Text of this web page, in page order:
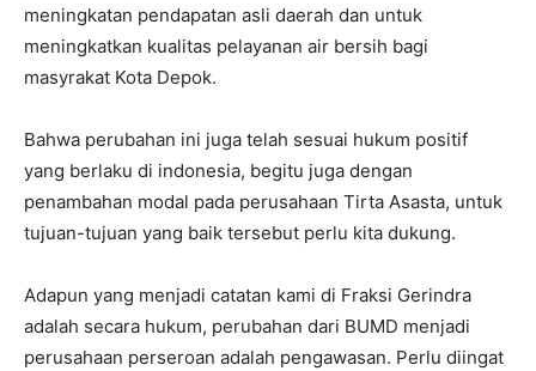
meningkatan pendapatan asli daerah dan untuk
meningkatkan kualitas pelayanan air bersih bagi
masyrakat Kota Depok.
Bahwa perubahan ini juga telah sesuai hukum positif
yang berlaku di indonesia, begitu juga dengan
penambahan modal pada perusahaan Tirta Asasta, untuk
tujuan-tujuan yang baik tersebut perlu kita dukung.
Adapun yang menjadi catatan kami di Fraksi Gerindra
adalah secara hukum, perubahan dari BUMD menjadi
perusahaan perseroan adalah pengawasan. Perlu diingat